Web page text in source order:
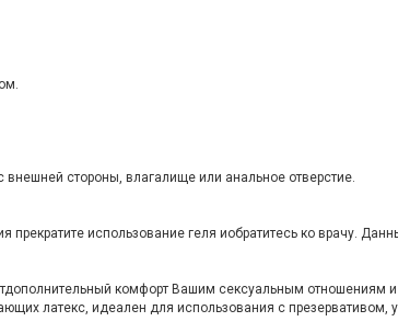
стороны, влагалище или анальное отверстие.
использование геля иобратитесь ко врачу.
комфорт Вашим сексуальным отношениям
латекс, идеален для использования с презервативом,